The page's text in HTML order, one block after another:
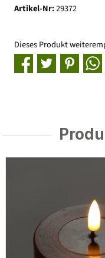
Artikel-Nr:29372
Dieses Produkt